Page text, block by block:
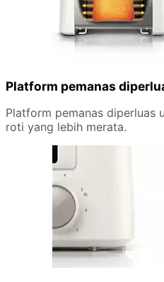
Platform pemanas
Platform pemanas diperluas
roti yang lebih merata.